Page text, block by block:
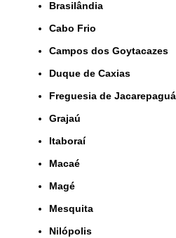
Brasilândia
Cabo Frio
Campos dos Goytacazes
Duque de Caxias
Freguesia de Jacarepaguá
Grajaú
Itaboraí
Macaé
Magé
Mesquita
Nilópolis